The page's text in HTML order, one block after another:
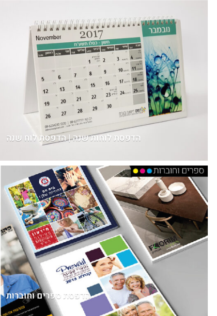
הדפסת לוחות שנה | הדפסת לוח שנה
הדפסת ספרים וחוברות